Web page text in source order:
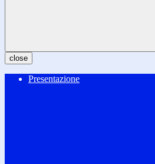
close
Presentazione